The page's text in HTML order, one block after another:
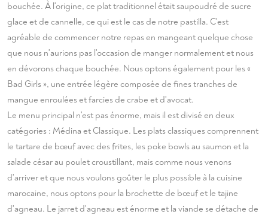
bouchée. À l'origine, ce plat traditionnel était saupoudré de sucre
glace et de cannelle, ce qui est le cas de notre pastilla. C'est
agréable de commencer notre repas en mangeant quelque chose
que nous n'aurions pas l'occasion de manger normalement et nous
en dévorons chaque bouchée. Nous optons également pour les «
Bad Girls », une entrée légère composée de fines tranches de
mangue enroulées et farcies de crabe et d'avocat.
Le menu principal n'est pas énorme, mais il est divisé en deux
catégories : Médina et Classique. Les plats classiques comprennent
le tartare de bœuf avec des frites, les poke bowls au saumon et la
salade césar au poulet croustillant, mais comme nous venons
d'arriver et que nous voulons goûter le plus possible à la cuisine
marocaine, nous optons pour la brochette de bœuf et le tajine
d'agneau. Le jarret d'agneau est énorme et la viande se détache de